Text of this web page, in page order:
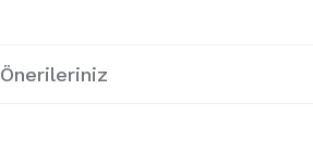
Önerileriniz